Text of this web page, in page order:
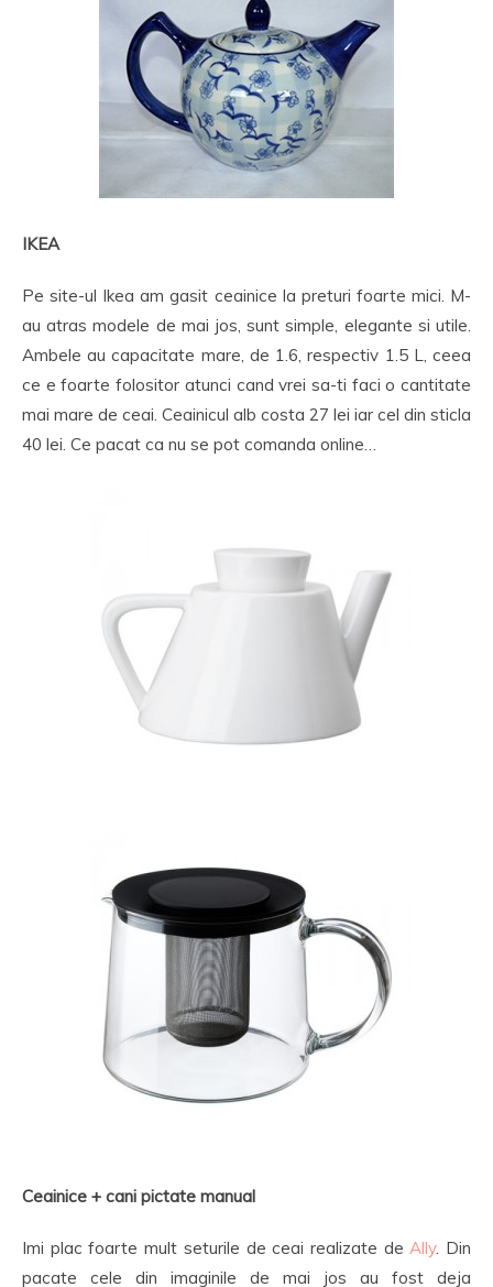
IKEA
Pe site-ul Ikea am gasit ceainice la preturi foarte mici. M-
au atras modele de mai jos, sunt simple, elegante si utile.
Ambele au capacitate mare, de 1.6, respectiv 1.5 L, ceea
ce e foarte folositor atunci cand vrei sa-ti faci o cantitate
mai mare de ceai. Ceainicul alb costa 27 lei iar cel din sticla
40 lei. Ce pacat ca nu se pot comanda online…
Ceainice + cani pictate manual
Imi plac foarte mult seturile de ceai realizate deAlly. Din
pacate cele din imaginile de mai jos au fost deja